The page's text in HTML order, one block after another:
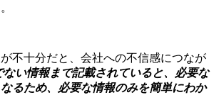
不十分だと、会社への不信感につなが
ない情報まで記載されていると、必要な
るため、必要な情報のみを簡単にわか